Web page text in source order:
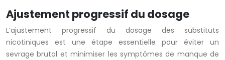
Ajustement progressif du dosage
L’ajustement progressif du dosage des substituts
nicotiniques est une étape essentielle pour éviter un
sevrage brutal et minimiser les symptômes de manque de